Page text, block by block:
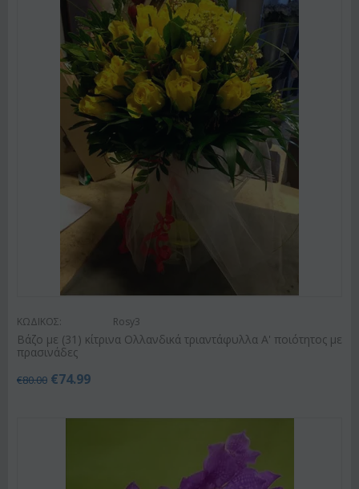
ΚΩΔΙΚΟΣ: Rosy3
Βάζο με (31) κίτρινα Ολλανδικά τριαντάφυλλα Α' ποιότητος με
πρασινάδες
€80.00 €74.99